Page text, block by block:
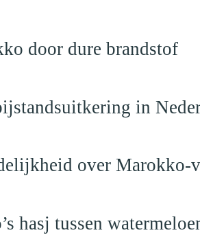
door dure brandstof
in
over Marokko-
hasj tussen